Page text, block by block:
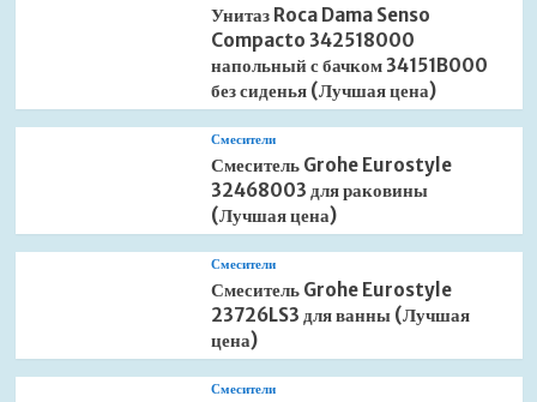
Унитаз Roca Dama Senso
Compacto 342518000
напольный с бачком 34151B000
без сиденья (Лучшая цена)
Смесители
Смеситель Grohe Eurostyle
32468003 для раковины
(Лучшая цена)
Смесители
Смеситель Grohe Eurostyle
23726LS3 для ванны (Лучшая
цена)
Смесители